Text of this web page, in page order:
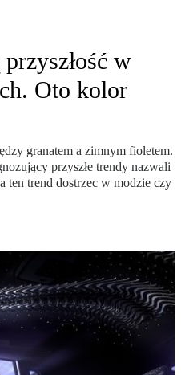
w
Oto kolor
granatem a zimnym fioletem.
przyszłe trendy nazwali
ten trend dostrzec w modzie czy